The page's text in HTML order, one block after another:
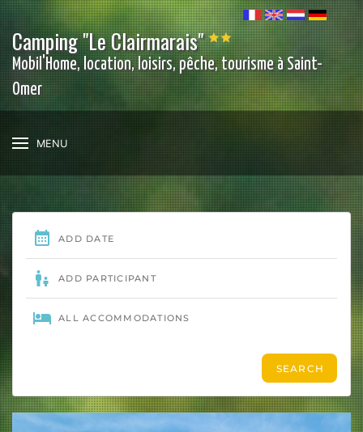
Camping "Le Clairmarais"
Mobil'Home, location, loisirs, pêche, tourisme à Saint-
Omer
MENU